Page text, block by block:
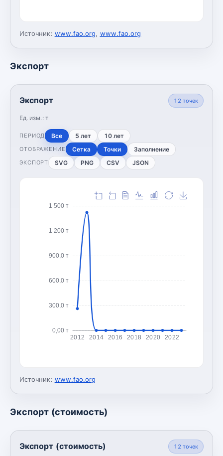
Источник: www.fao.org, www.fao.org
Экспорт
Экспорт
Ед. изм.: т
12 точек
ПЕРИОД Все 5 лет 10 лет
ОТОБРАЖЕНИЕ Сетка Точки Заполнение
ЭКСПОРТ SVG PNG CSV JSON
0,00 т
300,0 т
600,0 т
900,0 т
1 200 т
1 500 т
2012 2014 2016 2018 2020 2022
Источник: www.fao.org
Экспорт (стоимость)
Экспорт (стоимость) 12 точек